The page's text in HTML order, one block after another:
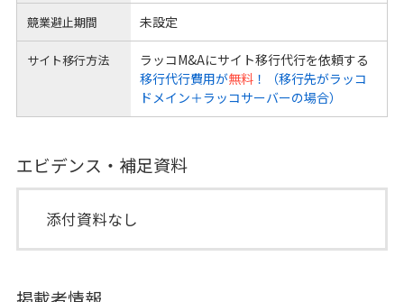
競業避止期間 未設定
サイト移行方法
ラッコM&Aにサイト移行代行を依頼する
移行代行費用が無料！（移行先がラッコ
ドメイン＋ラッコサーバーの場合）
エビデンス・補足資料
添付資料なし